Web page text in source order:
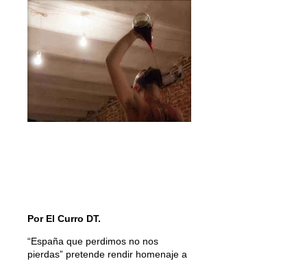
Por El Curro DT.
“España que perdimos no nos
pierdas” pretende rendir homenaje a